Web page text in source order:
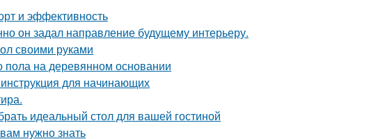
и эффективность
он задал направление будущему интерьеру.
своими руками
пола на деревянном основании
для начинающих
идеальный стол для вашей гостиной
нужно знать